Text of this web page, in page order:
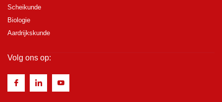
Scheikunde
Biologie
Aardrijkskunde
Volg ons op: